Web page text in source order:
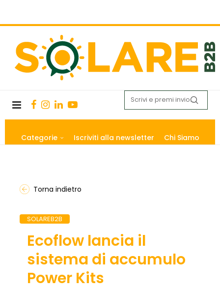
Categorie Iscriviti alla newsletter Chi Siamo
Torna indietro
SOLAREB2B
Ecoflow lancia il
sistema di accumulo
Power Kits